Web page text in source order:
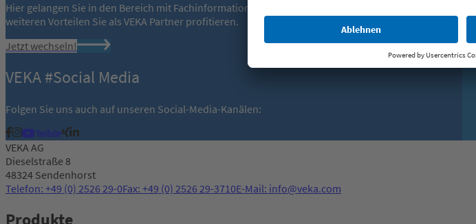
Hier gelangen Sie in den Bereich mit Fachinformationen für Fensterhersteller:innen. Wir zeigen
weiteren Vorteilen Sie als VEKA Partner profitieren.
Jetzt wechseln!
VEKA #Social Media
Folgen Sie uns auch auf unseren Social-Media-Kanälen:
VEKA AG
Dieselstraße 8
48324 Sendenhorst
Telefon: +49 (0) 2526 29-0Fax: +49 (0) 2526 29-3710E-Mail: info@veka.com
Produkte